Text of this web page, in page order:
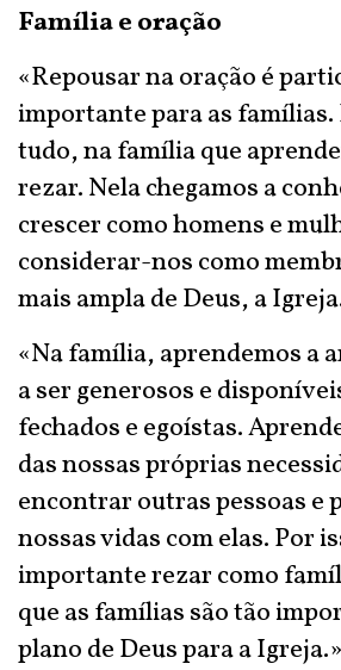
Família e oração
«Repousar na oração é
importante para as famílias.
tudo, na família que
rezar. Nela chegamos a
crescer como homens e
considerar-nos como
mais ampla de Deus, a
«Na família, aprendemos a
a ser generosos e
fechados e egoístas.
das nossas próprias
encontrar outras pessoas e
nossas vidas com elas. Por
importante rezar como
que as famílias são tão
plano de Deus para a Igreja.»